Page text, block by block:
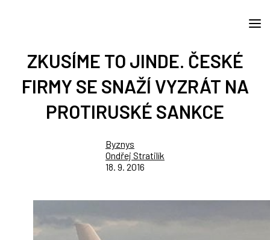
ZKUSÍME TO JINDE. ČESKÉ
FIRMY SE SNAŽÍ VYZRÁT NA
PROTIRUSKÉ SANKCE
Byznys
Ondřej Stratilík
18. 9. 2016